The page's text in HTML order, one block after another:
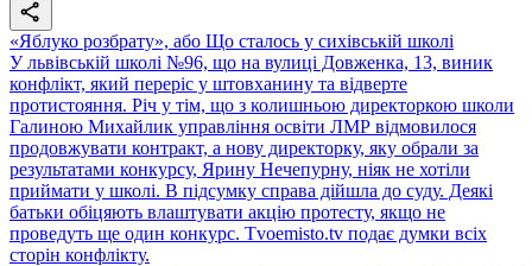
«Яблуко розбрату», або Що сталось у сихівській школі
У львівській школі №96, що на вулиці Довженка, 13, виник
конфлікт, який переріс у штовханину та відверте
протистояння. Річ у тім, що з колишньою директоркою школи
Галиною Михайлик управління освіти ЛМР відмовилося
продовжувати контракт, а нову директорку, яку обрали за
результатами конкурсу, Ярину Нечепурну, ніяк не хотіли
приймати у школі. В підсумку справа дійшла до суду. Деякі
батьки обіцяють влаштувати акцію протесту, якщо не
проведуть ще один конкурс. Тvoemisto.tv подає думки всіх
сторін конфлікту.